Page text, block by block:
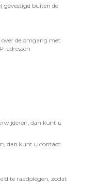
gevestigd buiten de
over de omgang met
adressen
dan kunt u
dan kunt u contact
te raadplegen, zodat